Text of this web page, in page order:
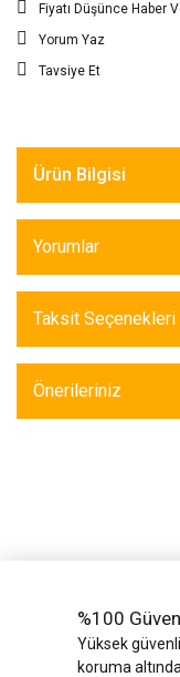
Fiyatı Düşünce Haber
Yorum Yaz
Tavsiye Et
Ürün Bilgisi
Yorumlar
Taksit Seçenekleri
Önerileriniz
%100
Yüksek
koruma